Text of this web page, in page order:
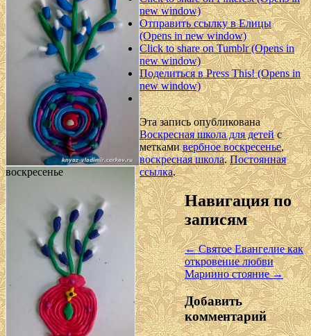
воскресенье
new window)
Отправить ссылку в Елицы
(Opens in new window)
Click to share on Tumblr (Opens in
new window)
Поделиться в Press This! (Opens in
new window)
Эта запись опубликована
Воскресная школа для детейс
меткамивербное воскресенье,
воскресная школа.Постоянная
ссылка.
Навигация по
записям
←Святое Евангелие как
откровение любви
Мариино стояние→
Добавить
комментарий